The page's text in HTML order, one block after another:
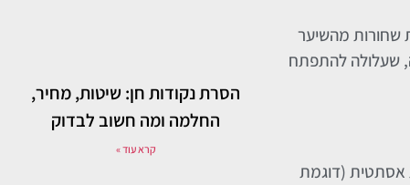
שחורות מהשיער
שעלולה להתפתח
אסתטית (דוגמת
הסרת נקודות חן: שיטות, מחיר,
החלמה ומה חשוב לבדוק
קרא עוד »